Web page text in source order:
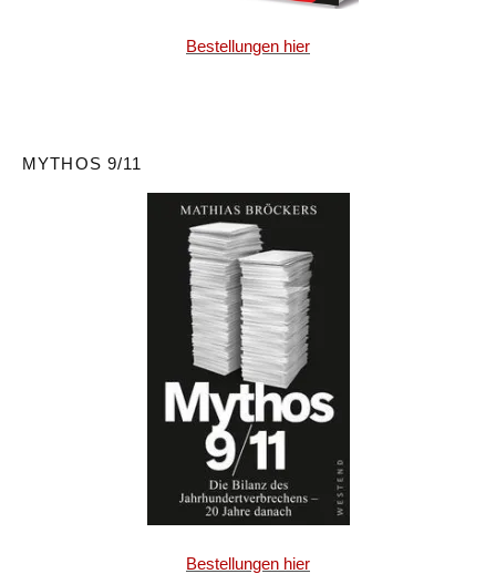
Bestellungen hier
MYTHOS 9/11
Bestellungen hier